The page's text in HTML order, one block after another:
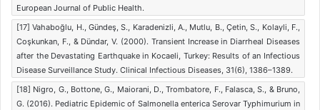
European Journal of Public Health.
[17] Vahaboğlu, H., Gündeş, S., Karadenizli, A., Mutlu, B., Çetin, S., Kolayli, F.,
Coşkunkan, F., & Dündar, V. (2000). Transient Increase in Diarrheal Diseases
after the Devastating Earthquake in Kocaeli, Turkey: Results of an Infectious
Disease Surveillance Study. Clinical Infectious Diseases, 31(6), 1386–1389.
[18] Nigro, G., Bottone, G., Maiorani, D., Trombatore, F., Falasca, S., & Bruno,
G. (2016). Pediatric Epidemic of Salmonella enterica Serovar Typhimurium in